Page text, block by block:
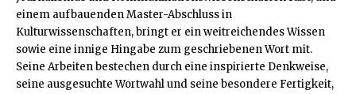
einem aufbauenden Master-Abschluss in
Kulturwissenschaften, bringt er ein weitreichendes Wissen
sowie eine innige Hingabe zum geschriebenen Wort mit.
Seine Arbeiten bestechen durch eine inspirierte Denkweise,
seine ausgesuchte Wortwahl und seine besondere Fertigkeit,